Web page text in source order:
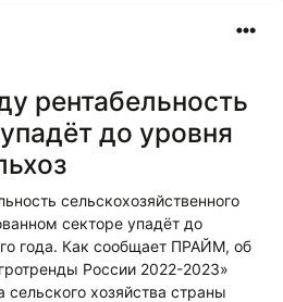
рентабельность
до уровня
сельскохозяйственного
секторе упадёт до
года. Как сообщает ПРАЙМ, об
России 2022-2023»
хозяйства страны